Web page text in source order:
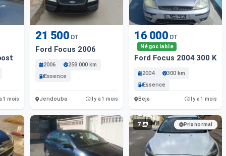
a 1 mois
21 500 DT
Ford Focus 2006
2006
258 000 km
Essence
Jendouba Il y a 1 mois
16 000 DT
Négociable
Ford Focus 2004 300 Km
2004
300 km
Essence
Beja Il y a 1 mois
7 Prix normal